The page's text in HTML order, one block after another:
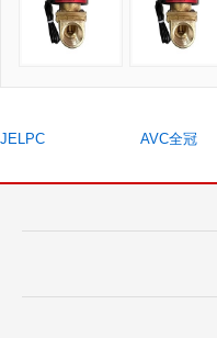
JELPC AVC全冠